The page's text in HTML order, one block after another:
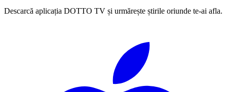
Descarcă aplicația DOTTO TV și urmărește știrile oriunde te-ai afla.